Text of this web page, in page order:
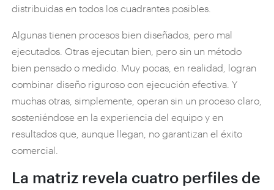
distribuidas en todos los cuadrantes posibles.
Algunas tienen procesos bien diseñados, pero mal
ejecutados. Otras ejecutan bien, pero sin un método
bien pensado o medido. Muy pocas, en realidad, logran
combinar diseño riguroso con ejecución efectiva. Y
muchas otras, simplemente, operan sin un proceso claro,
sosteniéndose en la experiencia del equipo y en
resultados que, aunque llegan, no garantizan el éxito
comercial.
La matriz revela cuatro perfiles de